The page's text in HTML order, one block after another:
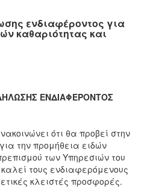
ενδιαφέροντος για
καθαριότητας και
ΕΝΔΙΑΦΕΡΟΝΤΟΣ
ότι θα προβεί στην
την προμήθεια ειδών
των Υπηρεσιών του
τους ενδιαφερόμενους
κλειστές προσφορές.